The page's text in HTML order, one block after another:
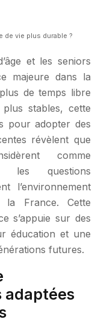
de vie plus durable ?
et les seniors
majeure dans la
de temps libre
stables, cette
pour adopter des
révèlent que
comme
les questions
l’environnement
France. Cette
s’appuie sur des
éducation et une
futures.
adaptées